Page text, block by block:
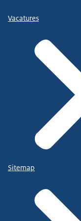
Vacatures
Sitemap